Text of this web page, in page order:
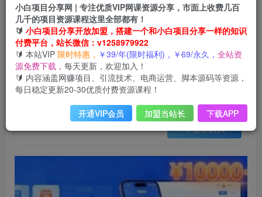
0 537 32
此内容为会员免费，请付费后查看
云币3云币12
年VIP免费 终身VIP会员免费
登录购买
会员免费 已售 8
小白项目分享网 | 专注优质VIP网课资源分享，市面上收费几百
几千的项目资源课程这里全部都有！
🔰 小白项目分享开放加盟，搭建一个和小白项目分享一样的知识
付费平台，站长微信：v1258979922
🔰 本站VIP 限时特惠， ￥39/年(限时福利)，￥69/永久， 全站资
源免费下载， 每天更新，欢迎加入！
🔰 内容涵盖网赚项目、引流技术、电商运营、脚本源码等资源，
每日稳定更新20-30优质付费资源课程！
开通VIP会员 加盟当站长 下载APP